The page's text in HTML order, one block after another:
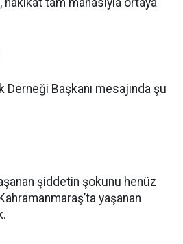
hakikat tam manasıyla ortaya
Başkanı mesajında şu
şiddetin şokunu henüz
yaşanan